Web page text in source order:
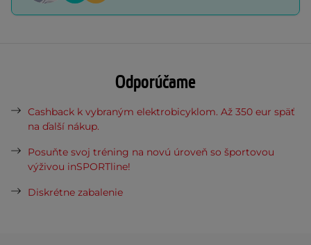
Odporúčame
Cashback k vybraným elektrobicyklom. Až 350 eur späť
na ďalší nákup.
Posuňte svoj tréning na novú úroveň so športovou
výživou inSPORTline!
Diskrétne zabalenie